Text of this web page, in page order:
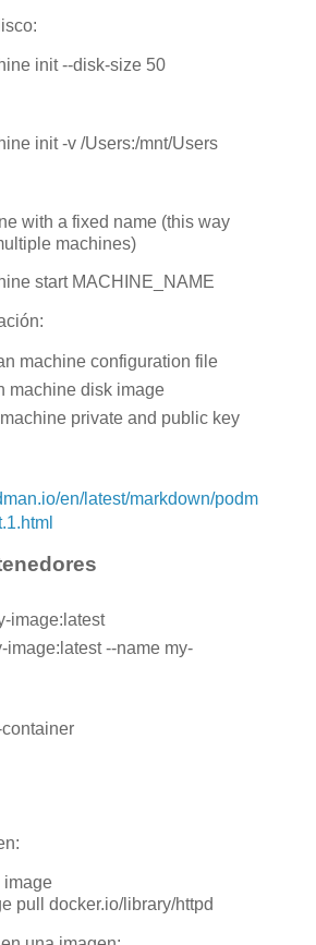
init --disk-size 50
init -v /Users:/mnt/Users
with a fixed name (this way
machines)
start MACHINE_NAME
machine configuration file
machine disk image
private and public key
en/latest/markdown/podm
image:latest
image:latest --name my-
image
pull docker.io/library/httpd